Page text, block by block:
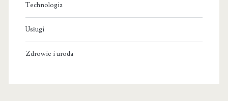
Technologia
Usługi
Zdrowie i uroda